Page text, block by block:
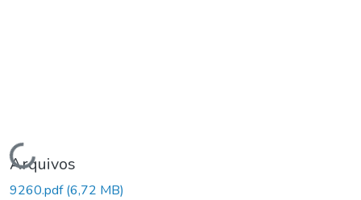
Carregando...
Arquivos
9260.pdf(6,72 MB)